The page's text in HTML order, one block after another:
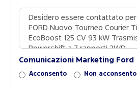
Comunicazioni Marketing Ford
Acconsento Non acconsento